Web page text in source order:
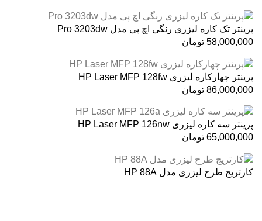
پرینتر تک کاره لیزری رنگی اچ پی مدل Pro 3203dw
58,000,000 تومان
پرینتر چهارکاره لیزری HP Laser MFP 128fw
86,000,000 تومان
پرینتر سه کاره لیزری HP Laser MFP 126nw
65,000,000 تومان
کارتریج طرح لیزری مدل HP 88A